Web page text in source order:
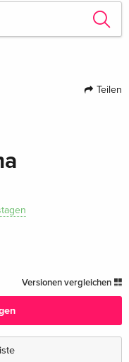
Teilen
Versionen vergleichen